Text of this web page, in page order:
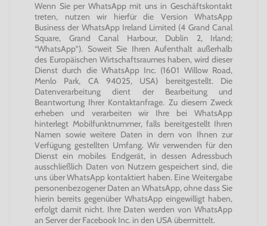
Wenn Sie per WhatsApp mit uns in Geschäftskontakt
treten, nutzen wir hierfür die Version WhatsApp
Business der WhatsApp Ireland Limited (4 Grand Canal
Square, Grand Canal Harbour, Dublin 2, Irland;
“WhatsApp”). Soweit Sie Ihren Aufenthalt außerhalb
des Europäischen Wirtschaftsraumes haben, wird dieser
Dienst durch die WhatsApp Inc. (1601 Willow Road,
Menlo Park, CA 94025, USA) bereitgestellt. Die
Datenverarbeitung dient der Bearbeitung und
Beantwortung Ihrer Kontaktanfrage. Zu diesem Zweck
erheben und verarbeiten wir Ihre bei WhatsApp
hinterlegt Mobilfunktnummer, falls bereitgestellt Ihren
Namen sowie weitere Daten in dem von Ihnen zur
Verfügung gestellten Umfang. Wir verwenden für den
Dienst ein mobiles Endgerät, in dessen Adressbuch
ausschließlich Daten von Nutzern gespeichert sind, die
uns über WhatsApp kontaktiert haben. Eine Weitergabe
personenbezogener Daten an WhatsApp, ohne dass Sie
hierin bereits gegenüber WhatsApp eingewilligt haben,
erfolgt damit nicht. Ihre Daten werden von WhatsApp
an Server der Facebook Inc. in den USA übermittelt.